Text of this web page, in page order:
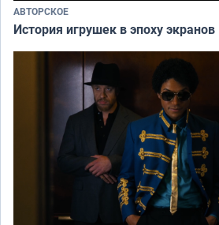
АВТОРСКОЕ
История игрушек в эпоху экранов